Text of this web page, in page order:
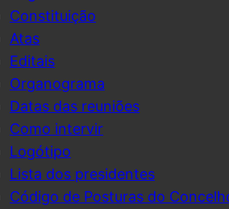
Constituição
Atas
Editais
Organograma
Datas das reuniões
Como intervir
Logótipo
Lista dos presidentes
Código de Posturas do